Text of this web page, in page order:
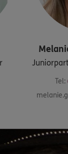
Tel: